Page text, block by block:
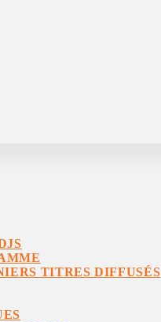
TITRES DIFFUSÉS